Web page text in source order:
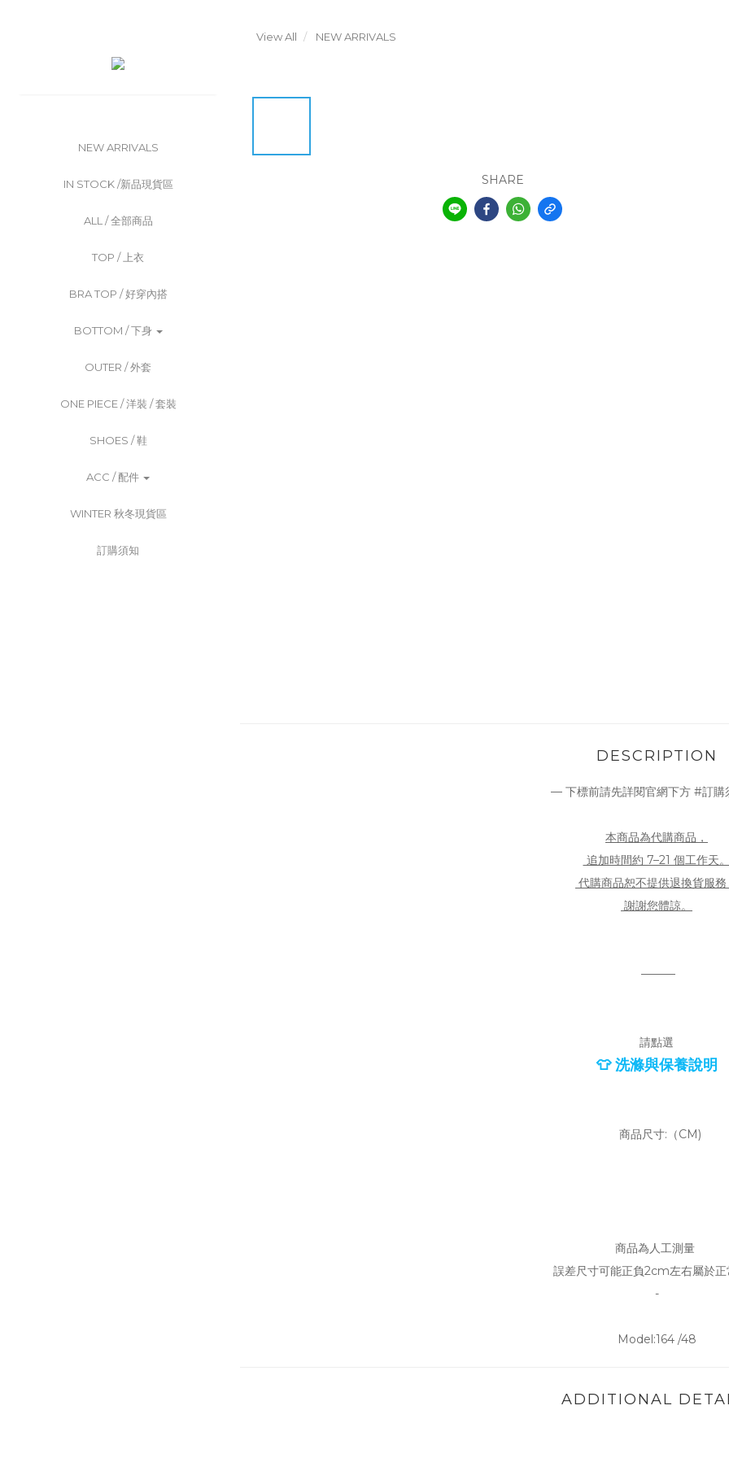
NEW ARRIVALS
IN STOCK /新品現貨區
ALL / 全部商品
TOP / 上衣
BRA TOP / 好穿內搭
BOTTOM / 下身
OUTER / 外套
ONE PIECE / 洋裝 / 套裝
SHOES / 鞋
ACC / 配件
WINTER 秋冬現貨區
訂購須知
View All NEW ARRIVALS
SHARE
DESCRIPTION
— 下標前請先詳閱官網下方 #訂
本商品為代購商品，
追加時間約 7–21 個工作天。
代購商品恕不提供退換貨服務
謝謝您體諒。
———
請點選
👕 洗滌與保養說明
商品尺寸:（CM)
商品為人工測量
誤差尺寸可能正負2cm左右屬於正
-
Model:164 /48
ADDITIONAL